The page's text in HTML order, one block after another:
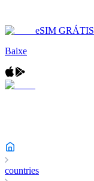
eSIM GRÁTIS
Baixe
countries